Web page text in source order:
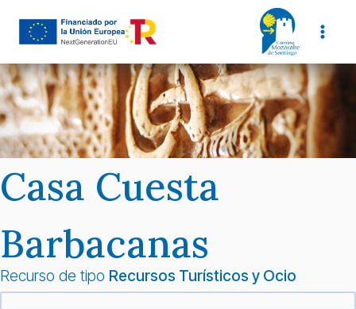
Casa Cuesta
Barbacanas
Recurso de tipo Recursos Turísticos y Ocio